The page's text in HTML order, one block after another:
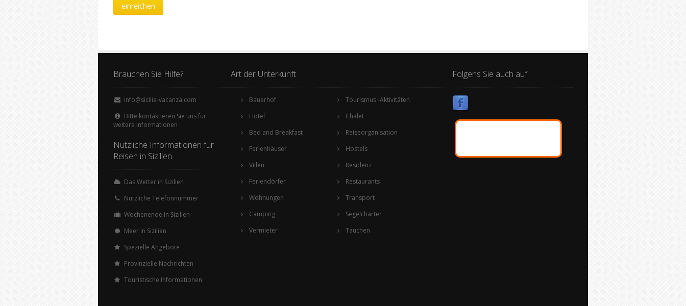
Brauchen Sie Hilfe?
info@sicilia-vacanza.com
Bitte kontaktieren Sie uns für
weitere Informationen
Nützliche Informationen für
Reisen in Sizilien
Das Wetter in Sizilien
Nützliche Telefonnummer
Wochenende in Sizilien
Meer in Sizilien
Spezielle Angebote
Provinzielle Nachrichten
Touristische Informationen
Art der Unterkunft
Bauerhof
Hotel
Bed and Breakfast
Ferienhäuser
Villen
Feriendörfer
Wohnungen
Camping
Vermieter
Tourismus -Aktivitäten
Chalet
Reiseorganisation
Hostels
Residenz
Restaurants
Transport
Segelcharter
Tauchen
Folgens Sie auch auf